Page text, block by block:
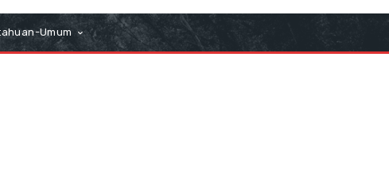
Umum